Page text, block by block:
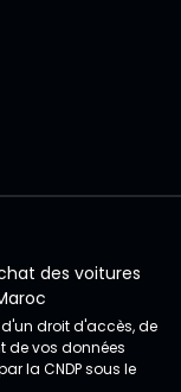
des voitures
droit d'accès, de
de vos données
la CNDP sous le